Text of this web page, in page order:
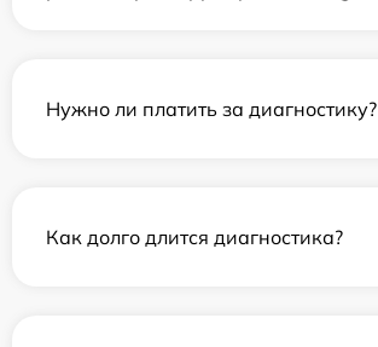
Нужно ли платить за диагностику?
Как долго длится диагностика?